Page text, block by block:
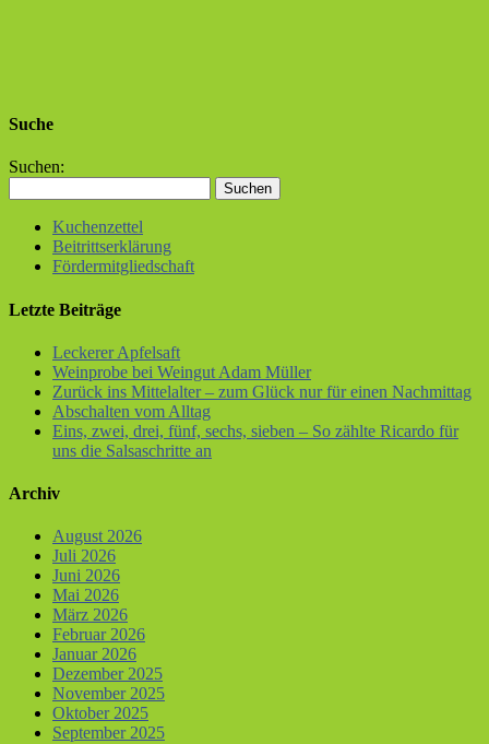
Suche
Suchen:
Kuchenzettel
Beitrittserklärung
Fördermitgliedschaft
Letzte Beiträge
Leckerer Apfelsaft
Weinprobe bei Weingut Adam Müller
Zurück ins Mittelalter – zum Glück nur für einen Nachmittag
Abschalten vom Alltag
Eins, zwei, drei, fünf, sechs, sieben – So zählte Ricardo für
uns die Salsaschritte an
Archiv
August 2026
Juli 2026
Juni 2026
Mai 2026
März 2026
Februar 2026
Januar 2026
Dezember 2025
November 2025
Oktober 2025
September 2025